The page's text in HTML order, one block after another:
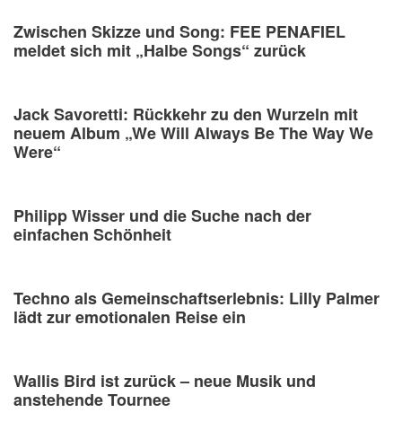
Zwischen Skizze und Song: FEE PENAFIEL
meldet sich mit „Halbe Songs“ zurück
Jack Savoretti: Rückkehr zu den Wurzeln mit
neuem Album „We Will Always Be The Way We
Were“
Philipp Wisser und die Suche nach der
einfachen Schönheit
Techno als Gemeinschaftserlebnis: Lilly Palmer
lädt zur emotionalen Reise ein
Wallis Bird ist zurück – neue Musik und
anstehende Tournee